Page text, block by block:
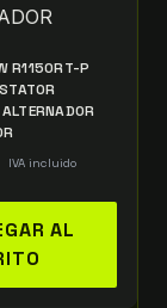
R1150RT-P
IVA incluido
AL